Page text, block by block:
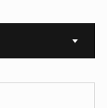
Sort